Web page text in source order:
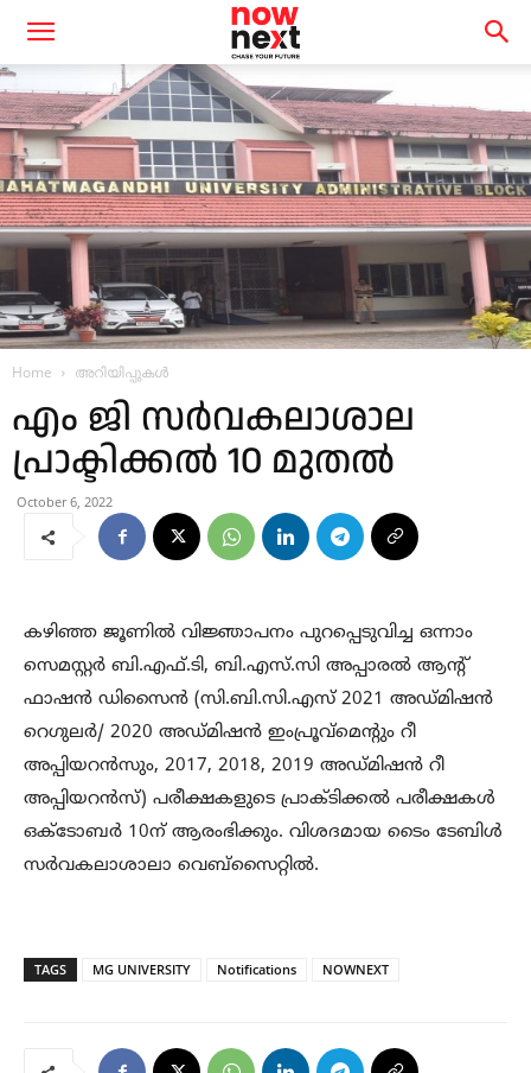
Home അറിയിപ്പുകൾ
എം ജി സർവകലാശാല
പ്രാക്ടിക്കൽ 10 മുതൽ
October 6, 2022
കഴിഞ്ഞ ജൂണിൽ വിജ്ഞാപനം പുറപ്പെടുവിച്ച ഒന്നാം
സെമസ്റ്റർ ബി.എഫ്.ടി, ബി.എസ്.സി അപ്പാരൽ ആന്റ്
ഫാഷൻ ഡിസൈൻ (സി.ബി.സി.എസ് 2021 അഡ്മിഷൻ
റെഗുലർ/ 2020 അഡ്മിഷൻ ഇംപ്രൂവ്മെന്റും റീ
അപ്പിയറൻസും, 2017, 2018, 2019 അഡ്മിഷൻ റീ
അപ്പിയറൻസ്) പരീക്ഷകളുടെ പ്രാക്ടിക്കൽ പരീക്ഷകൾ
ഒക്ടോബർ 10ന് ആരംഭിക്കും. വിശദമായ ടൈം ടേബിൾ
സർവകലാശാലാ വെബ്സൈറ്റിൽ.
TAGS MG UNIVERSITY Notifications NOWNEXT